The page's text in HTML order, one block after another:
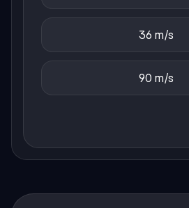
36 m/s
90 m/s